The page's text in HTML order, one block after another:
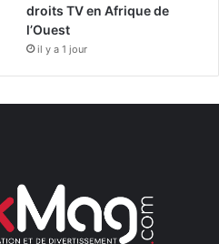
droits TV en Afrique de
l’Ouest
il y a 1 jour